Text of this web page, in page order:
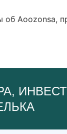
об Aoozonsa,